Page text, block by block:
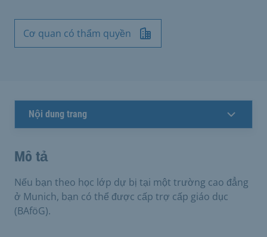
Cơ quan có thẩm quyền
Nội dung trang
Mô tả
Nếu bạn theo học lớp dự bị tại một trường cao đẳng
ở Munich, bạn có thể được cấp trợ cấp giáo dục
(BAföG).